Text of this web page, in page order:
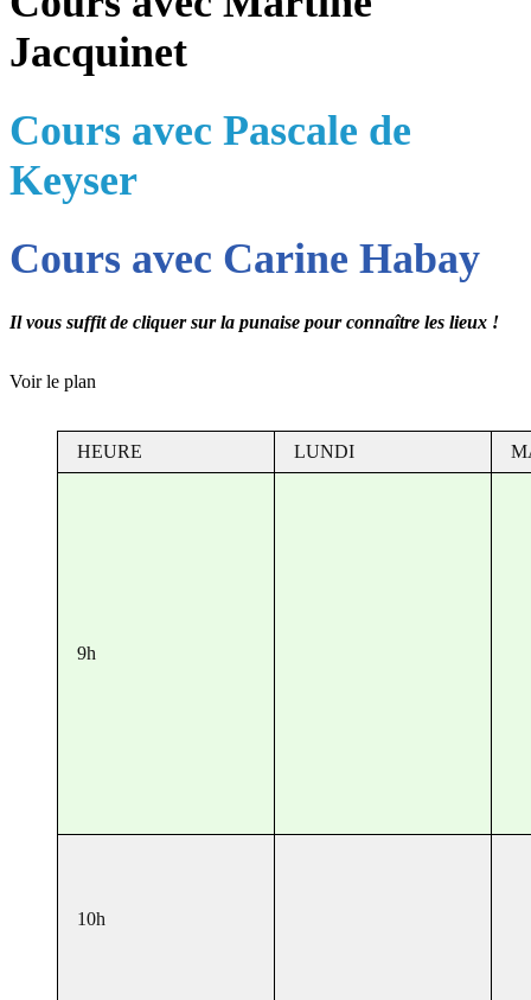
Jacquinet
Cours avec Pascale de
Keyser
Cours avec Carine Habay
Il vous suffit de cliquer sur la punaise pour connaître les lieux !
Voir le plan
HEURE LUNDI
9h
10h